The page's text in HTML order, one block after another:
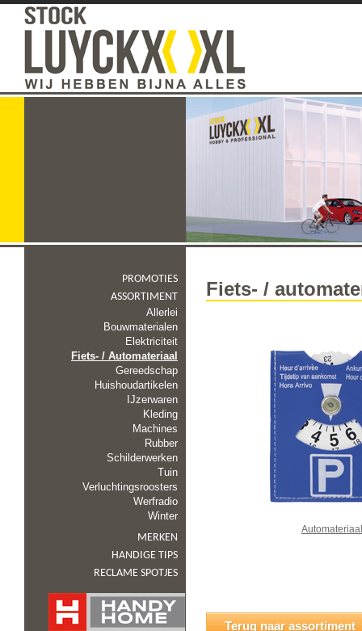
PROMOTIES
ASSORTIMENT
Allerlei
Bouwmaterialen
Elektriciteit
Fiets- / Automateriaal
Gereedschap
Huishoudartikelen
IJzerwaren
Kleding
Machines
Rubber
Schilderwerken
Tuin
Verluchtingsroosters
Werfradio
Winter
MERKEN
HANDIGE TIPS
RECLAME SPOTJES
Fiets- /
Automateriaal
Terug naar assortiment